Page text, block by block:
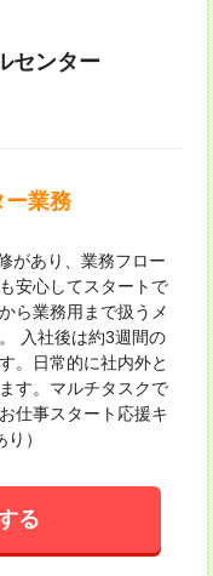
センター
ー業務
があり、業務フロー
安心してスタートで
ら業務用まで扱うメ
入社後は約3週間の
。日常的に社内外と
す。マルチタスクで
仕事スタート応援キ
）
る